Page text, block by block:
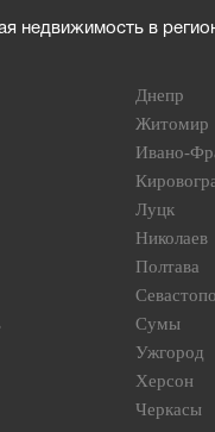
недвижимость в
Днепр
Житомир
Ивано-
Луцк
Николаев
Полтава
Сумы
Ужгород
Херсон
Черкасы